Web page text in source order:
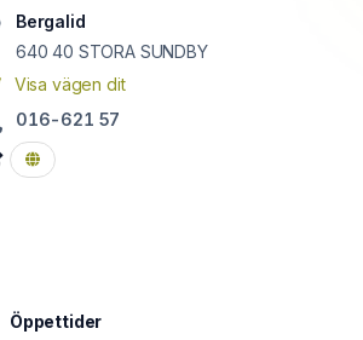
Bergalid
640 40 STORA SUNDBY
Visa vägen dit
016-621 57
Öppettider